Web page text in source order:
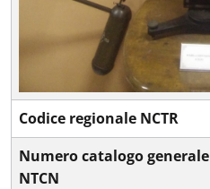
Codice regionale NCTR
Numero catalogo generale
NTCN